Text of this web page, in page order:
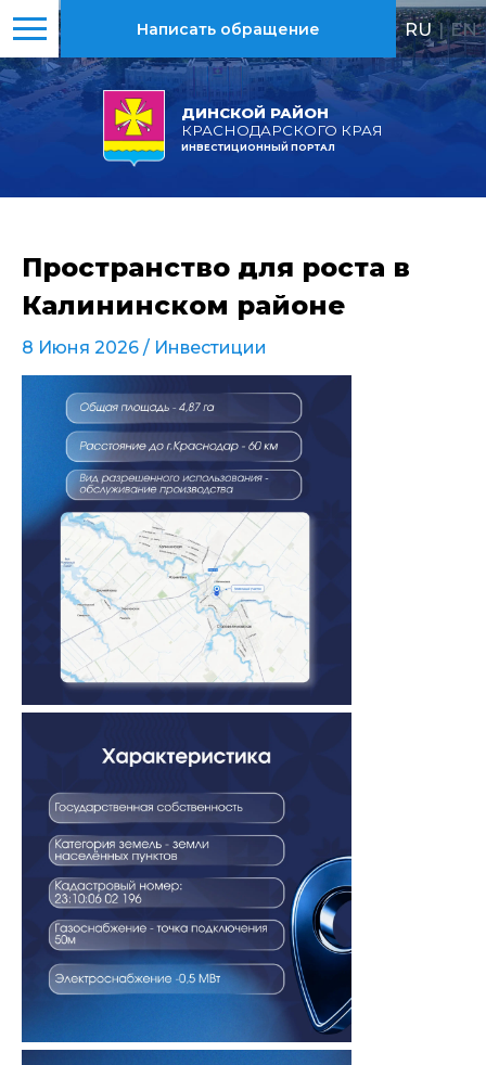
ДИНСКОЙ РАЙОН
КРАСНОДАРСКОГО КРАЯ
ИНВЕСТИЦИОННЫЙ ПОРТАЛ
Написать обращение RU | EN
Пространство для роста в
Калининском районе
8 Июня 2026 / Инвестиции